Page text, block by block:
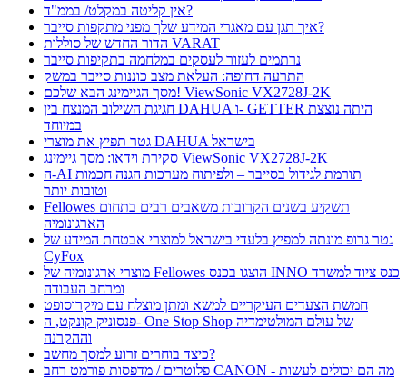
אין קליטה במקלט/ בממ"ד?
איך תגן עם מאגרי המידע שלך מפני מתקפות סייבר?
הדור החדש של סוללות VARAT
נרתמים לעזור לעסקים במלחמה בתקיפות סייבר
התרעה דחופה: העלאת מצב כוננות סייבר במשק
מסך הגיימינג הבא שלכם! ViewSonic VX2728J-2K
חגיגת השילוב המנצח בין DAHUA ו- GETTER היתה נוצצת
במיוחד
גטר תפיץ את מוצרי DAHUA בישראל
סקירת וידאו: מסך גיימינג ViewSonic VX2728J-2K
ה-AI תורמת לגידול בסייבר – ולפיתוח מערכות הגנה חכמות
וטובות יותר
Fellowes תשקיע בשנים הקרובות משאבים רבים בתחום
הארגונומיה
גטר גרופ מונתה למפיץ בלעדי בישראל למוצרי אבטחת המידע של
CyFox
מוצרי ארגונומיה של Fellowes הוצגו בכנס INNO כנס ציוד למשרד
ומרחב העבודה
חמשת הצעדים העיקריים למשא ומתן מוצלח עם מיקרוסופט
פנסוניק קונקט, ה- One Stop Shop של עולם המולטימדיה
וההקרנה
כיצד בוחרים זרוע למסך מחשב?
פלוטרים / מדפסות פורמט רחב CANON - מה הם יכולים לעשות